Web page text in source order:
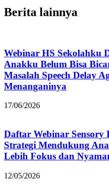
Berita lainnya
Webinar HS Sekolahku
Anakku Belum Bisa
Masalah Speech Delay
Menanganinya
17/06/2026
Daftar Webinar Sensory
Strategi Mendukung
Lebih Fokus dan
12/05/2026